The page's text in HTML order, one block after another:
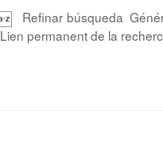
Refinar búsqueda
Lien permanent de la